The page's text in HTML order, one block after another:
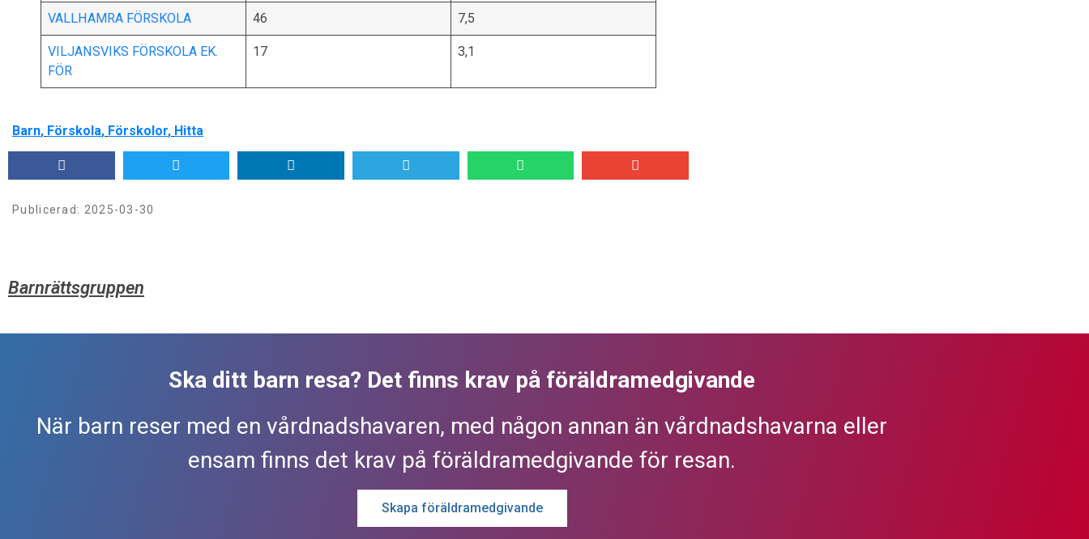
VALLHAMRA FÖRSKOLA 46 7,5
VILJANSVIKS FÖRSKOLA EK.
FÖR
17 3,1
Barn, Förskola, Förskolor, Hitta
Publicerad: 2025-03-30
Barnrättsgruppen
Ska ditt barn resa? Det finns krav på föräldramedgivande
När barn reser med en vårdnadshavaren, med någon annan än vårdnadshavarna eller
ensam finns det krav på föräldramedgivande för resan.
Skapa föräldramedgivande